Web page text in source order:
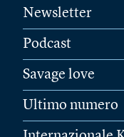
Newsletter
Podcast
Savage love
Ultimo numero